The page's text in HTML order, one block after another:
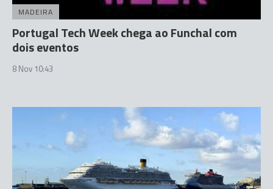
MADEIRA
Portugal Tech Week chega ao Funchal com
dois eventos
8 Nov 10:43